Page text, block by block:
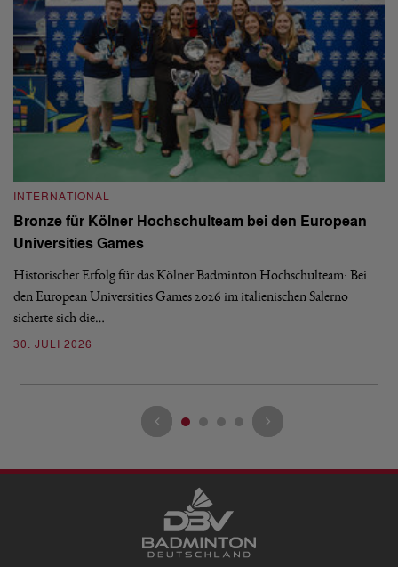
INTERNATIONAL
Bronze für Kölner Hochschulteam bei den European
Universities Games
Historischer Erfolg für das Kölner Badminton Hochschulteam: Bei
den European Universities Games 2026 im italienischen Salerno
sicherte sich die…
30. JULI 2026